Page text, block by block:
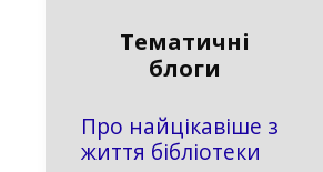
Тематичні
блоги
Про найцікавіше з
життя бібліотеки